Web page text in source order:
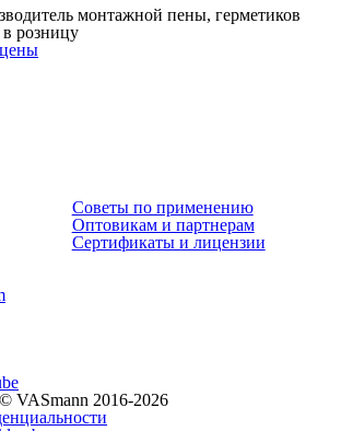
монтажной пены, герметиков
розницу
Советы по применению
Оптовикам и партнерам
Сертификаты и лицензии
VASmann 2016-2026